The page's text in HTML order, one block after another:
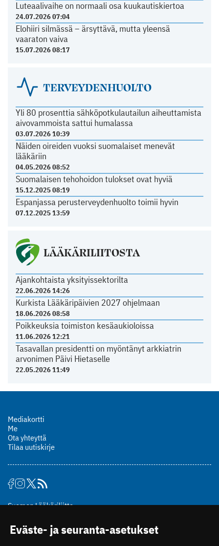
Luteaalivaihe on normaali osa kuukautiskiertoa
24.07.2026 07:04
Elohiiri silmässä – ärsyttävä, mutta yleensä
vaaraton vaiva
15.07.2026 08:17
TERVEYDENHUOLTO
Yli 80 prosenttia sähköpotkulautailun aiheuttamista
aivovammoista sattui humalassa
03.07.2026 10:39
Näiden oireiden vuoksi suomalaiset menevät
lääkäriin
04.05.2026 08:52
Suomalaisen tehohoidon tulokset ovat hyviä
15.12.2025 08:19
Espanjassa perusterveydenhuolto toimii hyvin
07.12.2025 13:59
LÄÄKÄRILIITOSTA
Ajankohtaista yksityissektorilta
22.06.2026 14:26
Kurkista Lääkäripäivien 2027 ohjelmaan
18.06.2026 08:58
Poikkeuksia toimiston kesäaukioloissa
11.06.2026 12:21
Tasavallan presidentti on myöntänyt arkkiatrin
arvonimen Päivi Hietaselle
22.05.2026 11:49
Mediakortti
Me
Ota yhteyttä
Tilaa uutiskirje
Suomen Lääkäriliitto
00510 Helsinki
puh. (09) 393 091
Eväste- ja seuranta-asetukset